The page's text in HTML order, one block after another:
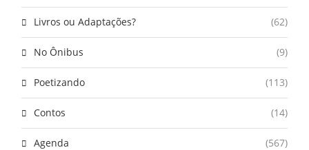
Livros ou Adaptações? (62)
No Ônibus (9)
Poetizando (113)
Contos (14)
Agenda (567)